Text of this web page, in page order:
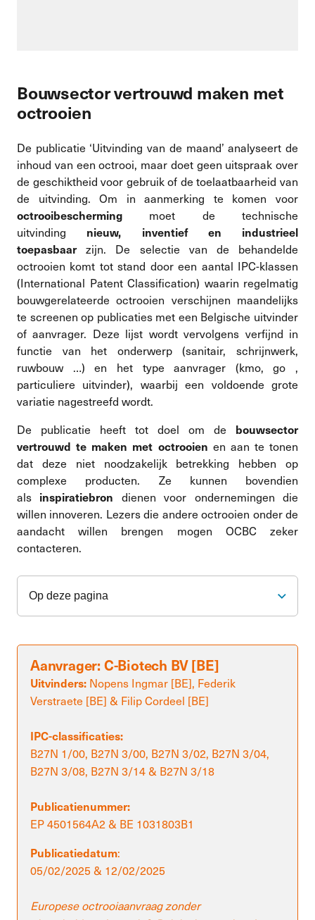
Bouwsector vertrouwd maken met
octrooien
De publicatie ‘Uitvinding van de maand’ analyseert de
inhoud van een octrooi, maar doet geen uitspraak over
de geschiktheid voor gebruik of de toelaatbaarheid van
de uitvinding. Om in aanmerking te komen voor
octrooibescherming moet de technische
uitvinding nieuw, inventief en industrieel
toepasbaarzijn. De selectie van de behandelde
octrooien komt tot stand door een aantal IPC-klassen
(International Patent Classification) waarin regelmatig
bouwgerelateerde octrooien verschijnen maandelijks
te screenen op publicaties met een Belgische uitvinder
of aanvrager. Deze lijst wordt vervolgens verfijnd in
functie van het onderwerp (sanitair, schrijnwerk,
ruwbouw …) en het type aanvrager (kmo, go ,
particuliere uitvinder), waarbij een voldoende grote
variatie nagestreefd wordt.
De publicatie heeft tot doel om de bouwsector
vertrouwd te maken met octrooien en aan te tonen
dat deze niet noodzakelijk betrekking hebben op
complexe producten. Ze kunnen bovendien
als inspiratiebron dienen voor ondernemingen die
willen innoveren. Lezers die andere octrooien onder de
aandacht willen brengen mogen OCBC zeker
contacteren.
Op deze pagina
Aanvrager: C-Biotech BV [BE]
Uitvinders: Nopens Ingmar [BE], Federik
Verstraete [BE] & Filip Cordeel [BE]
IPC-classificaties:
B27N 1/00, B27N 3/00, B27N 3/02, B27N 3/04,
B27N 3/08, B27N 3/14 & B27N 3/18
Publicatienummer:
EP 4501564A2 & BE 1031803B1
Publicatiedatum:
05/02/2025 & 12/02/2025
Europese octrooiaanvraag zonder